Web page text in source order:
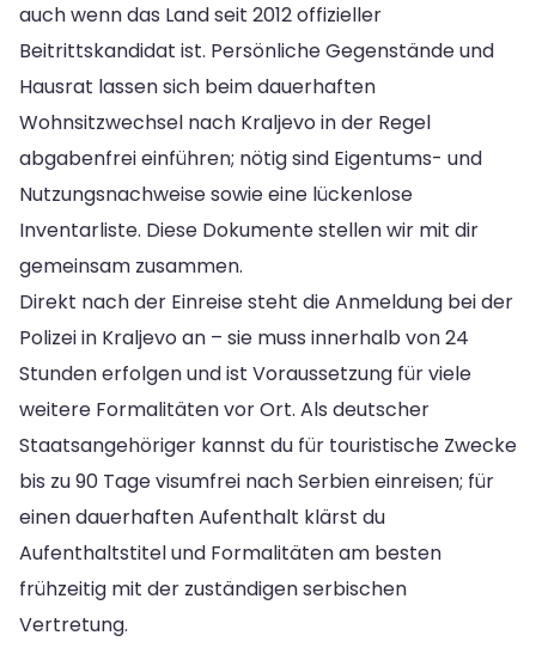
auch wenn das Land seit 2012 offizieller
Beitrittskandidat ist. Persönliche Gegenstände und
Hausrat lassen sich beim dauerhaften
Wohnsitzwechsel nach Kraljevo in der Regel
abgabenfrei einführen; nötig sind Eigentums- und
Nutzungsnachweise sowie eine lückenlose
Inventarliste. Diese Dokumente stellen wir mit dir
gemeinsam zusammen.
Direkt nach der Einreise steht die Anmeldung bei der
Polizei in Kraljevo an – sie muss innerhalb von 24
Stunden erfolgen und ist Voraussetzung für viele
weitere Formalitäten vor Ort. Als deutscher
Staatsangehöriger kannst du für touristische Zwecke
bis zu 90 Tage visumfrei nach Serbien einreisen; für
einen dauerhaften Aufenthalt klärst du
Aufenthaltstitel und Formalitäten am besten
frühzeitig mit der zuständigen serbischen
Vertretung.